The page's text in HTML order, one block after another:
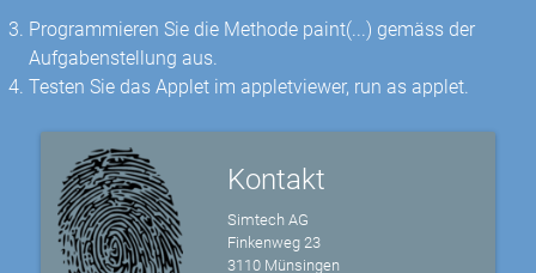
Programmieren Sie die Methode paint(...) gemäss der
Aufgabenstellung aus.
Testen Sie das Applet im appletviewer, run as applet.
Kontakt
Simtech AG
Finkenweg 23
3110 Münsingen